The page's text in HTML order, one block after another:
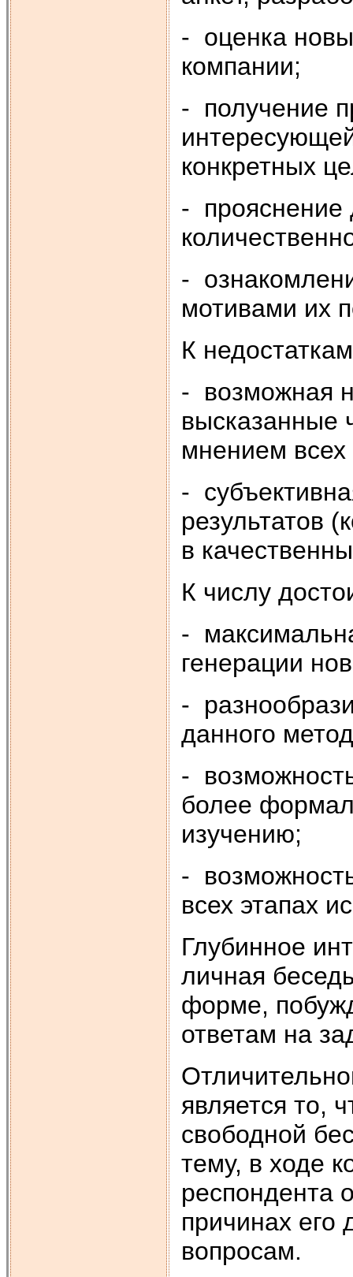
- оценка
компании;
- получение
конкретных
- прояснение
-
мотивами их
К
- возможная
высказанные
мнением всех
-
результатов
в
К числу
-
генерации
-
данного
-
более
изучению;
-
всех этапах
Глубинное
личная
форме,
ответам на
является то,
свободной
тему, в ходе
респондента
причинах его
вопросам.